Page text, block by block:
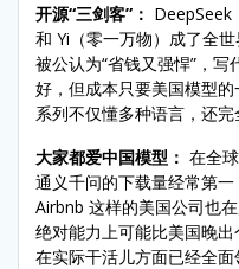
开源“三剑客”： DeepSeek
和 Yi（零一万物）成了全
被公认为“省钱又强悍”，
好，但成本只要美国模型
系列不仅懂多种语言，还完
大家都爱中国模型： 在全
通义千问的下载量经常第
Airbnb 这样的美国公司也
绝对能力上可能比美国晚
在实际干活儿方面已经全面